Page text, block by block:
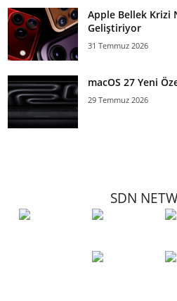
Apple Bellek Krizi
Geliştiriyor
31 Temmuz 2026
macOS 27 Yeni
29 Temmuz 2026
SDN